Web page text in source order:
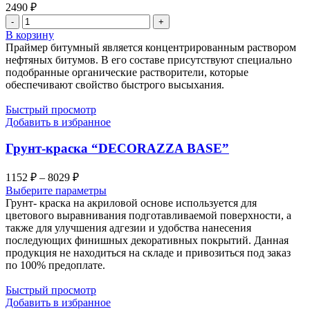
2490 ₽
Количество
товара
Праймер
битумный
"ЛОНТРЕК"
В корзину
Праймер битумный является концентрированным раствором
нефтяных битумов. В его составе присутствуют специально
подобранные органические растворители, которые
обеспечивают свойство быстрого высыхания.
Быстрый просмотр
Добавить в избранное
Грунт-краска “DECORAZZA BASE”
1152 ₽ – 8029 ₽Диапазон
цен:
1152 ₽
–
8029 ₽
Выберите параметры
Грунт- краска на акриловой основе используется для
цветового выравнивания подготавливаемой поверхности, а
также для улучшения адгезии и удобства нанесения
последующих финишных декоративных покрытий. Данная
продукция не находиться на складе и привозиться под заказ
по 100% предоплате.
Быстрый просмотр
Добавить в избранное